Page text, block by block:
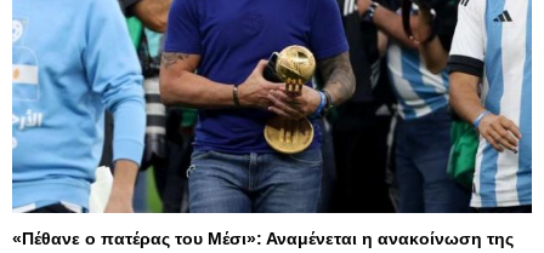
«Πέθανε ο πατέρας του Μέσι»: Αναμένεται η ανακοίνωση της